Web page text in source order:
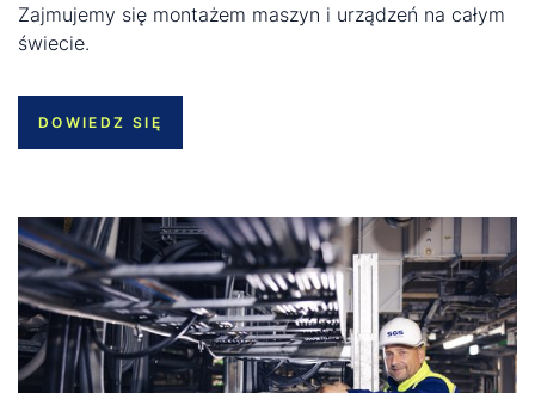
Zajmujemy się montażem maszyn i urządzeń na całym
świecie.
DOWIEDZ SIĘ